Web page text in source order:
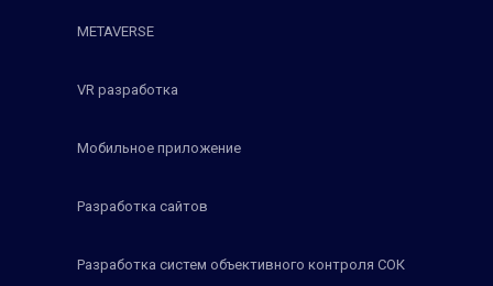
METAVERSE
VR разработка
Мобильное приложение
Разработка сайтов
Разработка систем объективного контроля СОК